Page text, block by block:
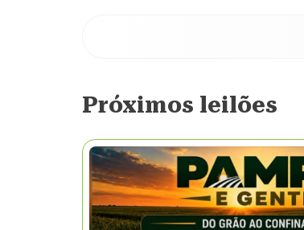
Próximos leilões